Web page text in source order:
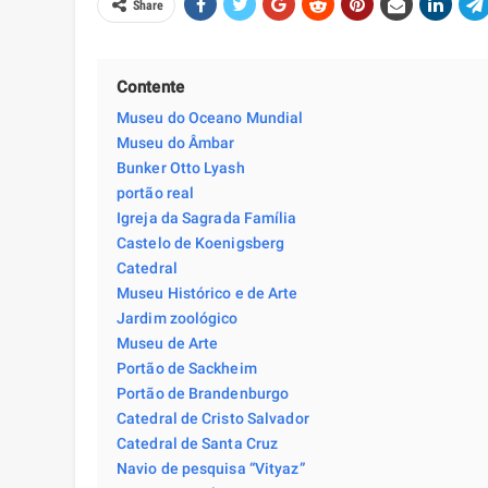
Share
Contente
Museu do Oceano Mundial
Museu do Âmbar
Bunker Otto Lyash
portão real
Igreja da Sagrada Família
Castelo de Koenigsberg
Catedral
Museu Histórico e de Arte
Jardim zoológico
Museu de Arte
Portão de Sackheim
Portão de Brandenburgo
Catedral de Cristo Salvador
Catedral de Santa Cruz
Navio de pesquisa “Vityaz”